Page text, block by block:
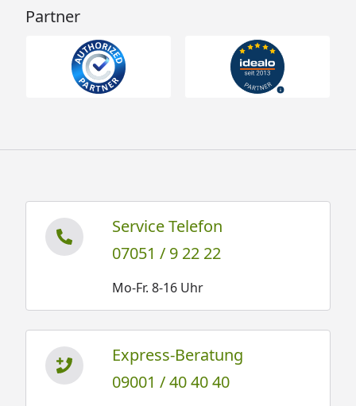
Partner
Service Telefon
07051 / 9 22 22
Mo-Fr. 8-16 Uhr
Express-Beratung
09001 / 40 40 40